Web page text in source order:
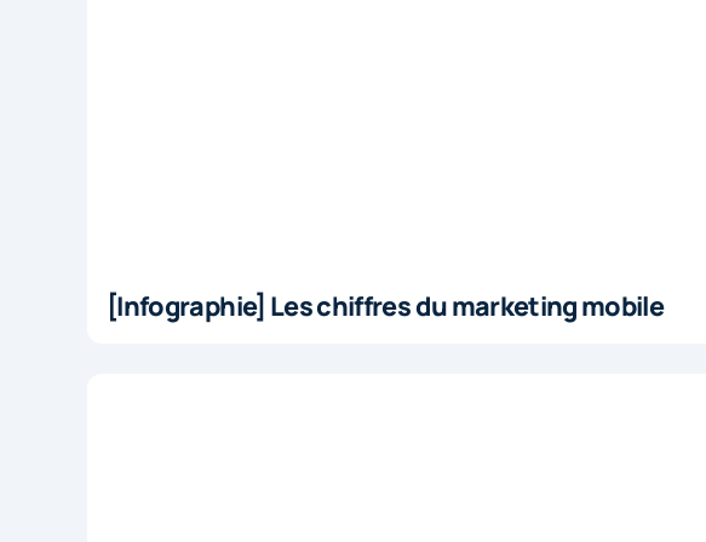
[Infographie] Les chiffres du marketing mobile